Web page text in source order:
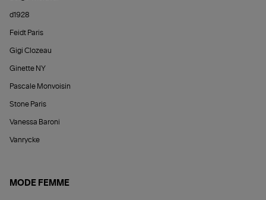
d1928
Feidt Paris
Gigi Clozeau
Ginette NY
Pascale Monvoisin
Stone Paris
Vanessa Baroni
Vanrycke
MODE FEMME